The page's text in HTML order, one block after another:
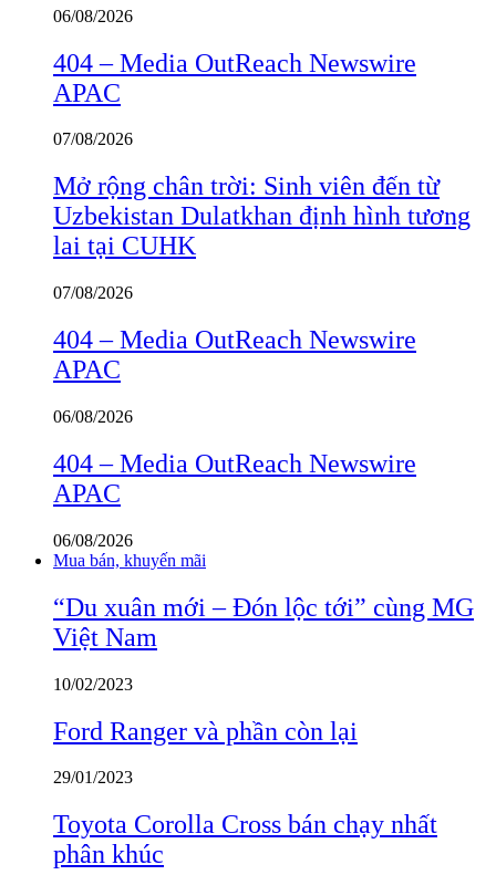
06/08/2026
404 – Media OutReach Newswire
APAC
07/08/2026
Mở rộng chân trời: Sinh viên đến từ
Uzbekistan Dulatkhan định hình tương
lai tại CUHK
07/08/2026
404 – Media OutReach Newswire
APAC
06/08/2026
404 – Media OutReach Newswire
APAC
06/08/2026
Mua bán, khuyến mãi
“Du xuân mới – Đón lộc tới” cùng MG
Việt Nam
10/02/2023
Ford Ranger và phần còn lại
29/01/2023
Toyota Corolla Cross bán chạy nhất
phân khúc